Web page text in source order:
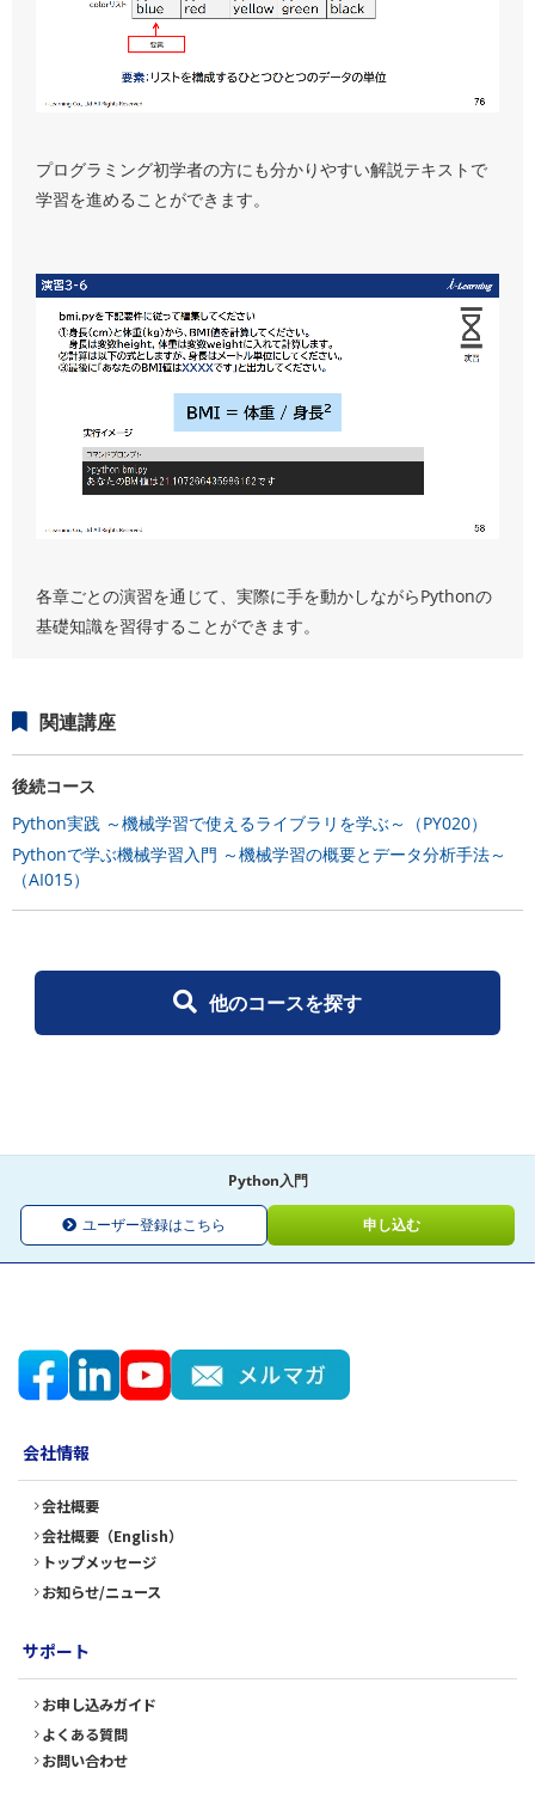
プログラミング初学者の方にも分かりやすい解説テキストで
学習を進めることができます。
各章ごとの演習を通じて、実際に手を動かしながらPythonの
基礎知識を習得することができます。
関連講座
後続コース
Python実践 ～機械学習で使えるライブラリを学ぶ～（PY020）
Pythonで学ぶ機械学習入門 ～機械学習の概要とデータ分析手法～
（AI015）
他のコースを探す
Python入門
ユーザー登録はこちら 申し込む
会社情報
会社概要
会社概要（English）
トップメッセージ
お知らせ/ニュース
サポート
お申し込みガイド
よくある質問
お問い合わせ